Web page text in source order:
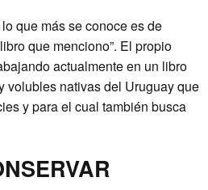
que más se conoce es de
que menciono”. El propio
actualmente en un libro
volubles nativas del Uruguay que
y para el cual también busca